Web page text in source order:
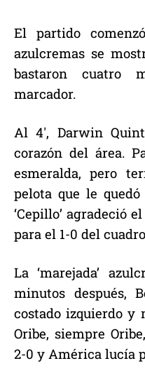
El partido
azulcremas se
bastaron cuatro
marcador.
Al 4′, Darwin
corazón del área.
esmeralda, pero
pelota que le
‘Cepillo’ agradeció
para el 1-0 del
La ‘marejada’
minutos después,
costado izquierdo y
Oribe, siempre
2-0 y América lucía